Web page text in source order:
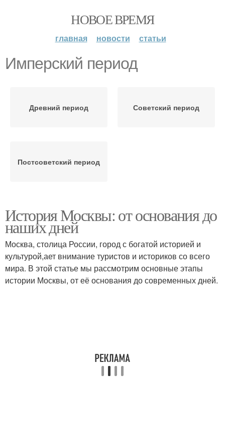
НОВОЕ ВРЕМЯ
главная новости статьи
Имперский период
Древний период Советский период
Постсоветский период
История Москвы: от основания до
наших дней
Москва, столица России, город с богатой историей и
культурой,ает внимание туристов и историков со всего
мира. В этой статье мы рассмотрим основные этапы
истории Москвы, от её основания до современных дней.